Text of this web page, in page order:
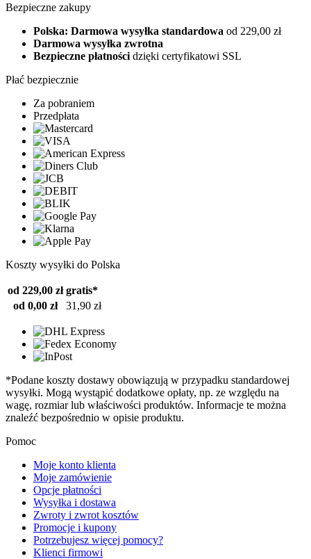
Bezpieczne zakupy
Polska: Darmowa wysyłka standardowa od 229,00 zł
Darmowa wysyłka zwrotna
Bezpieczne płatności dzięki certyfikatowi SSL
Płać bezpiecznie
Za pobraniem
Przedpłata
Koszty wysyłki do Polska
od 229,00 zł gratis*
od 0,00 zł
31,90 zł
*Podane koszty dostawy obowiązują w przypadku standardowej
wysyłki. Mogą wystąpić dodatkowe opłaty, np. ze względu na
wagę, rozmiar lub właściwości produktów. Informacje te można
znaleźć bezpośrednio w opisie produktu.
Pomoc
Moje konto klienta
Moje zamówienie
Opcje płatności
Wysyłka i dostawa
Zwroty i zwrot kosztów
Promocje i kupony
Potrzebujesz więcej pomocy?
Klienci firmowi